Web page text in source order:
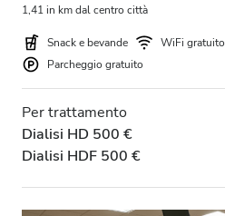
1,41 in km dal centro città
Snack e bevande WiFi gratuito
Parcheggio gratuito
Per trattamento
Dialisi HD 500 €
Dialisi HDF 500 €